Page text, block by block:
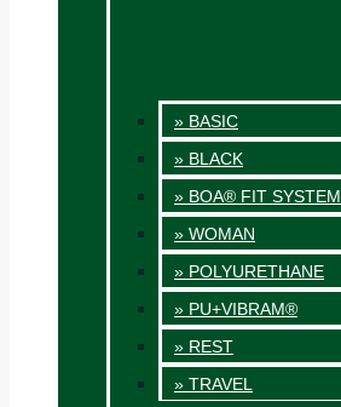
» BASIC
» BLACK
» BOA® FIT SYSTEM
» WOMAN
» POLYURETHANE
» PU+VIBRAM®
» REST
» TRAVEL